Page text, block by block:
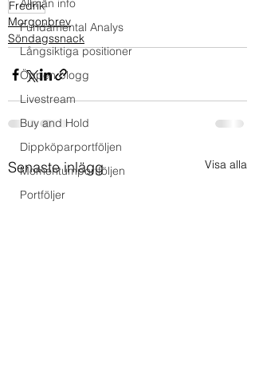
Allmän info
Fundamental Analys
Långsiktiga positioner
Öppen blogg
Livestream
Buy and Hold
Dippköparportföljen
Momentumportföljen
Portföljer
Fredrik
Morgonbrev
Söndagssnack
Senaste inlägg Visa alla